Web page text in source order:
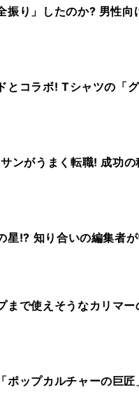
振り」したのか? 男性
とコラボ! Tシャツの「
ンがうまく転職! 成功の
星!? 知り合いの編集者
まで使えそうなカリマ
ポップカルチャーの巨